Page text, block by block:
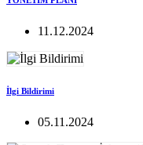
11.12.2024
İlgi Bildirimi
05.11.2024